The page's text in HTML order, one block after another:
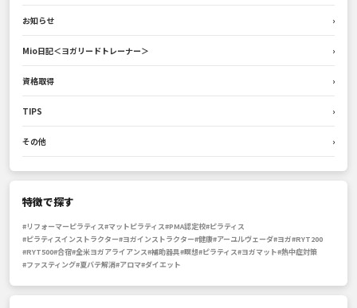
お知らせ ›
Mio日記＜ヨガリードトレーナー＞ ›
資格取得 ›
TIPS ›
その他 ›
特徴で探す
#リフォーマーピラティス#マットピラティス#PMA認定校#ピラティス
#ピラティスインストラクター#ヨガインストラクター#健康#アーユルヴェーダ#ヨガ#RYT200
#RYT500#合宿#全米ヨガアライアンス#補助器具#瞑想#ピラティス#ヨガマット#熱中症対策
#ファスティング#夏バテ解消#アロマ#ダイエット